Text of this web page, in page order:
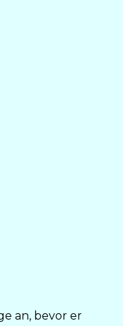
an, bevor er